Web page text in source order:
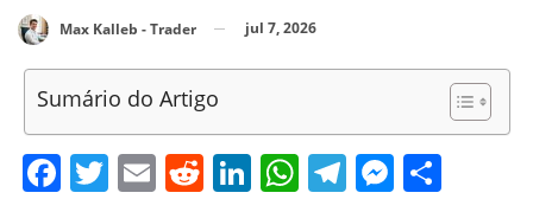
Max Kalleb - Trader jul 7, 2026
Sumário do Artigo
Facebook
Twitter
EmailReddit
LinkedIn
WhatsApp
Telegram